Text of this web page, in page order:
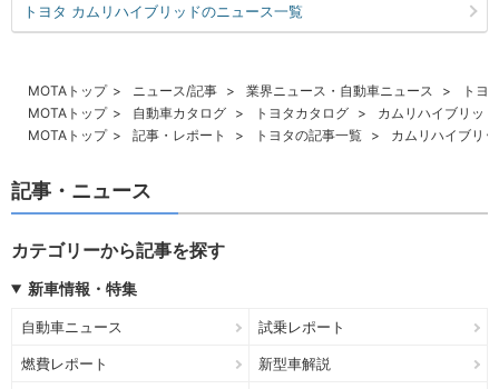
トヨタ カムリハイブリッドのニュース一覧
MOTAトップ ニュース/記事 業界ニュース・自動車ニュース
トヨ
MOTAトップ
自動車カタログ トヨタカタログ
カムリハイブリッド
MOTAトップ
記事・レポート トヨタの記事一覧 カムリハイブリ
記事・ニュース
カテゴリーから記事を探す
新車情報・特集
自動車ニュース 試乗レポート
燃費レポート 新型車解説